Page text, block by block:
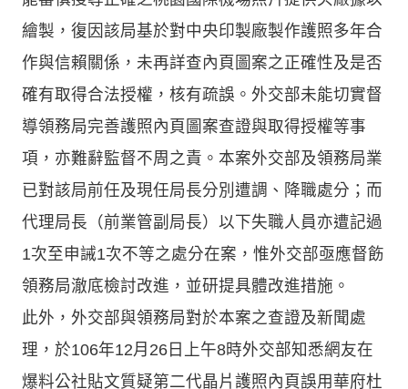
繪製，復因該局基於對中央印製廠製作護照多年合
作與信賴關係，未再詳查內頁圖案之正確性及是否
確有取得合法授權，核有疏誤。外交部未能切實督
導領務局完善護照內頁圖案查證與取得授權等事
項，亦難辭監督不周之責。本案外交部及領務局業
已對該局前任及現任局長分別遭調、降職處分；而
代理局長（前業管副局長）以下失職人員亦遭記過
1次至申誡1次不等之處分在案，惟外交部亟應督飭
領務局澈底檢討改進，並研提具體改進措施。
此外，外交部與領務局對於本案之查證及新聞處
理，於106年12月26日上午8時外交部知悉網友在
爆料公社貼文質疑第二代晶片護照內頁誤用華府杜